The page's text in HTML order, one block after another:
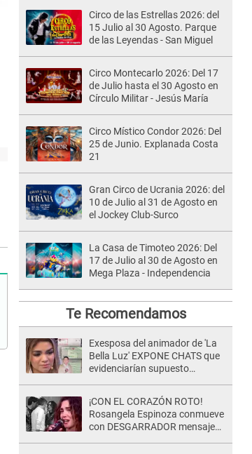
Circo de las Estrellas 2026: del
15 Julio al 30 Agosto. Parque
de las Leyendas - San Miguel
Circo Montecarlo 2026: Del 17
de Julio hasta el 30 Agosto en
Círculo Militar - Jesús María
Circo Místico Condor 2026: Del
25 de Junio. Explanada Costa
21
Gran Circo de Ucrania 2026: del
10 de Julio al 31 de Agosto en
el Jockey Club-Surco
La Casa de Timoteo 2026: Del
17 de Julio al 30 de Agosto en
Mega Plaza - Independencia
Te Recomendamos
Exesposa del animador de 'La
Bella Luz' EXPONE CHATS que
evidenciarían supuesto
Saldaña, pese a tener pareja
¡CON EL CORAZÓN ROTO!
Rosangela Espinoza conmueve
con DESGARRADOR mensaje